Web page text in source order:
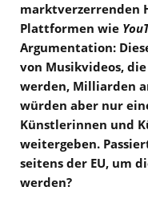
marktverzerrenden
Plattformen wie
Argumentation:
von Musikvideos,
werden, Milliarden
würden aber nur
Künstlerinnen und
weitergeben.
seitens der EU, um
werden?